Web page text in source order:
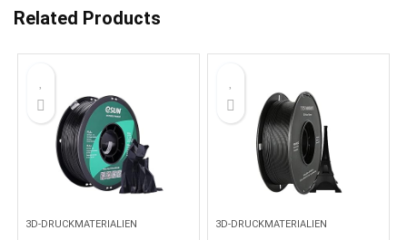
Related Products
3D-DRUCKMATERIALIEN 3D-DRUCKMATERIALIEN